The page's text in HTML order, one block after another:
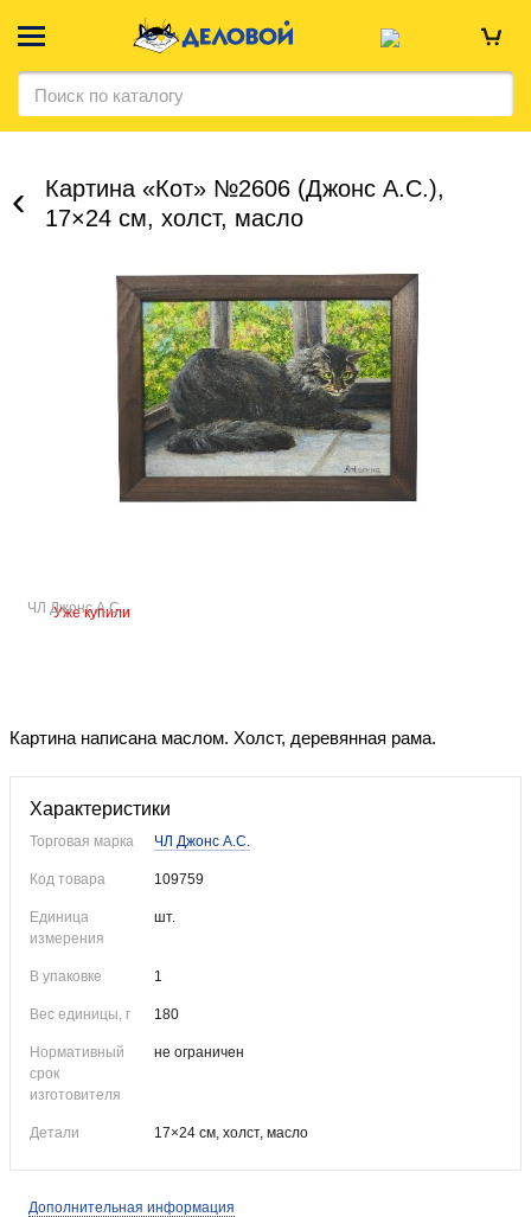
Картина «Кот» №2606 (Джонс А.С.),
17×24 см, холст, масло
ЧЛ Джонс А.С.
Уже купили
Картина написана маслом. Холст, деревянная рама.
Характеристики
Торговая марка ЧЛ Джонс А.С.
Код товара 109759
Единица
измерения
шт.
В упаковке 1
Вес единицы, г 180
Нормативный
срок
изготовителя
не ограничен
Детали 17×24 см, холст, масло
Дополнительная информация